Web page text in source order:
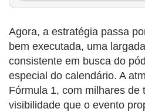
Agora, a estratégia passa
bem executada, uma
consistente em busca do
especial do calendário. A
Fórmula 1, com milhares de
visibilidade que o evento